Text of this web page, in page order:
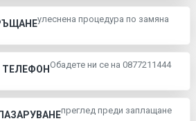
улеснена процедура по замяна
ТЕЛЕФОН Обадете ни се на 0877211444
преглед преди заплащане